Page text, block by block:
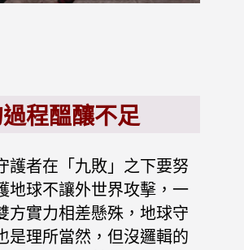
程醞釀不足
護者在「九敗」之下要努
地球不讓外世界攻擊，一
方實力相差懸殊，地球守
是理所當然，但沒邏輯的